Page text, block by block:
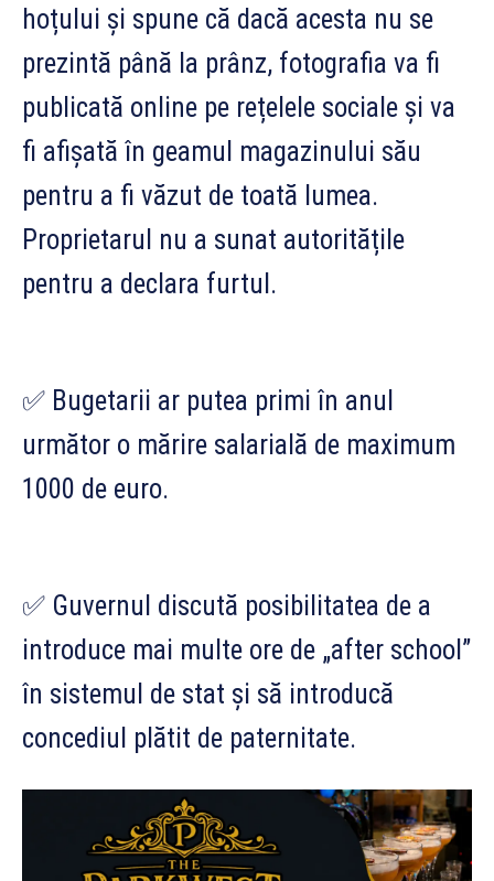
hoțului și spune că dacă acesta nu se
prezintă până la prânz, fotografia va fi
publicată online pe rețelele sociale și va
fi afișată în geamul magazinului său
pentru a fi văzut de toată lumea.
Proprietarul nu a sunat autoritățile
pentru a declara furtul.
✅ Bugetarii ar putea primi în anul
următor o mărire salarială de maximum
1000 de euro.
✅ Guvernul discută posibilitatea de a
introduce mai multe ore de „after school”
în sistemul de stat și să introducă
concediul plătit de paternitate.